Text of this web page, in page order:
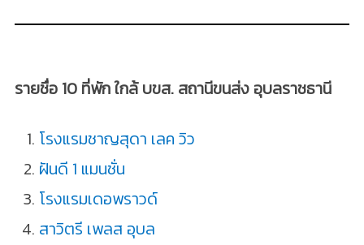
รายชื่อ 10 ที่พัก ใกล้ บขส. สถานีขนส่ง อุบลราชธานี
โรงแรมชาญสุดา เลค วิว
ฝันดี 1 แมนชั่น
โรงแรมเดอพราวด์
สาวิตรี เพลส อุบล